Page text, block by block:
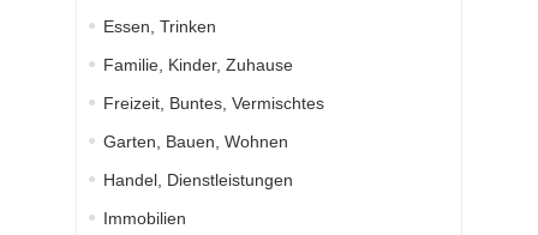
Essen, Trinken
Familie, Kinder, Zuhause
Freizeit, Buntes, Vermischtes
Garten, Bauen, Wohnen
Handel, Dienstleistungen
Immobilien